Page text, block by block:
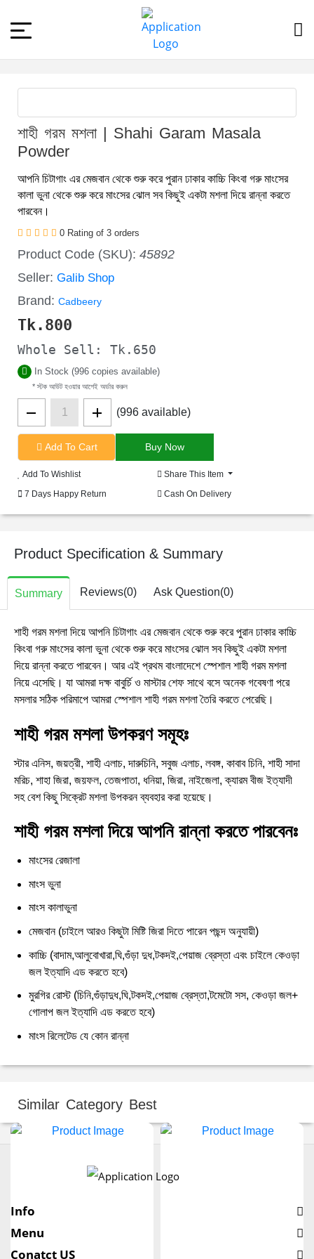
শাহী গরম মশলা | Shahi Garam Masala
Powder
আপনি চিটাগাং এর মেজবান থেকে শুরু করে পুরান ঢাকার কাচ্চি কিংবা গরু মাংসের
কালা ভুনা থেকে শুরু করে মাংসের ঝোল সব কিছুই একটা মশলা দিয়ে রান্না করতে
পারবেন।
0 Rating of 3 orders
Product Code (SKU): 45892
Seller: Galib Shop
Brand: Cadbeery
Tk. 800
Whole Sell: Tk.650
In Stock (996 copies available)
* স্টক আউট হওয়ার আগেই অর্ডার করুন
(996 available)
Add To Cart
Add To Wishlist
Share This Item
7 Days Happy Return
Cash On Delivery
Product Specification & Summary
Summary Reviews(0) Ask Question(0)
শাহী গরম মশলা দিয়ে আপনি চিটাগাং এর মেজবান থেকে শুরু করে পুরান ঢাকার কাচ্চি
কিংবা গরু মাংসের কালা ভুনা থেকে শুরু করে মাংসের ঝোল সব কিছুই একটা মশলা
দিয়ে রান্না করতে পারবেন। আর এই প্রথম বাংলাদেশে স্পেশাল শাহী গরম মশলা
নিয়ে এসেছি। যা আমরা দক্ষ বাবুর্চি ও মাস্টার শেফ সাথে বসে অনেক গবেষণা পরে
মসলার সঠিক পরিমাপে আমরা স্পেশাল শাহী গরম মশলা তৈরি করতে পেরেছি।
শাহী গরম মশলা উপকরণ সমূহঃ
স্টার এনিস, জয়ত্রী, শাহী এলাচ, দারুচিনি, সবুজ এলাচ, লবঙ্গ, কাবাব চিনি, শাহী সাদা
মরিচ, শাহা জিরা, জয়ফল, তেজপাতা, ধনিয়া, জিরা, নাইজেলা, ক্যারম বীজ ইত্যাদী
সহ বেশ কিছু সিক্রেট মশলা উপকরন ব্যবহার করা হয়েছে।
শাহী গরম মশলাদিয়ে আপনি রান্না করতে পারবেনঃ
মাংসের রেজালা
মাংস ভুনা
মাংস কালাভুনা
মেজবান (চাইলে আরও কিছুটা মিষ্টি জিরা দিতে পারেন পছন্দ অনুযায়ী)
কাচ্চি (বাদাম,আলুবোখারা,ঘি,গুঁড়া দুধ,টকদই,পেয়াজ ব্রেস্তা এবং চাইলে কেওড়া
জল ইত্যাদি এড করতে হবে)
মুরগির রোস্ট (চিনি,গুঁড়াদুধ,ঘি,টকদই,পেয়াজ ব্রেস্তা,টমেটো সস, কেওড়া জল+
গোলাপ জল ইত্যাদি এড করতে হবে)
মাংস রিলেটেড যে কোন রান্না
Similar Category Best
Info
Menu
Conatct US